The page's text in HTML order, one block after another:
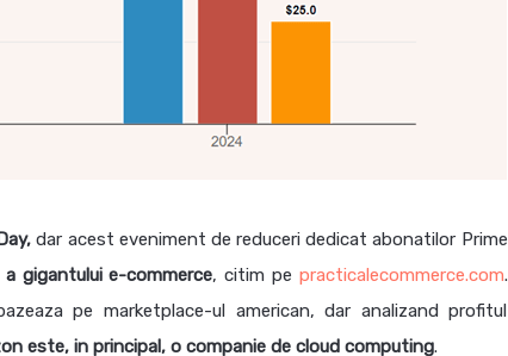
dar acest eveniment de reduceri dedicat abonatilor Prime
gigantului e-commerce, citim pe practicalecommerce.com.
pe marketplace-ul american, dar analizand profitul
este, in principal, o companie de cloud computing.